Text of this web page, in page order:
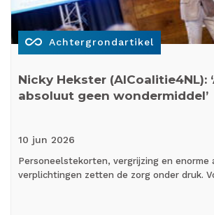
all_inclusive Achtergrondartikel
Nicky Hekster (AICoalitie4NL):
absoluut geen wondermiddel’
10 jun 2026
Personeelstekorten, vergrijzing en enorme
verplichtingen zetten de zorg onder druk.